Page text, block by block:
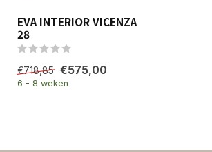
EVA INTERIOR VICENZA
28
€718,85 €575,00
6 - 8 weken